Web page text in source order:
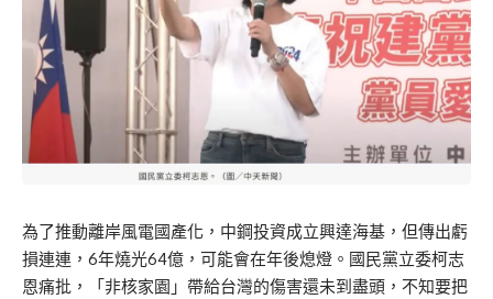
為了推動離岸風電國產化，中鋼投資成立興達海基，但傳出虧
損連連，6年燒光64億，可能會在年後熄燈。國民黨立委柯志
恩痛批，「非核家園」帶給台灣的傷害還未到盡頭，不知要把